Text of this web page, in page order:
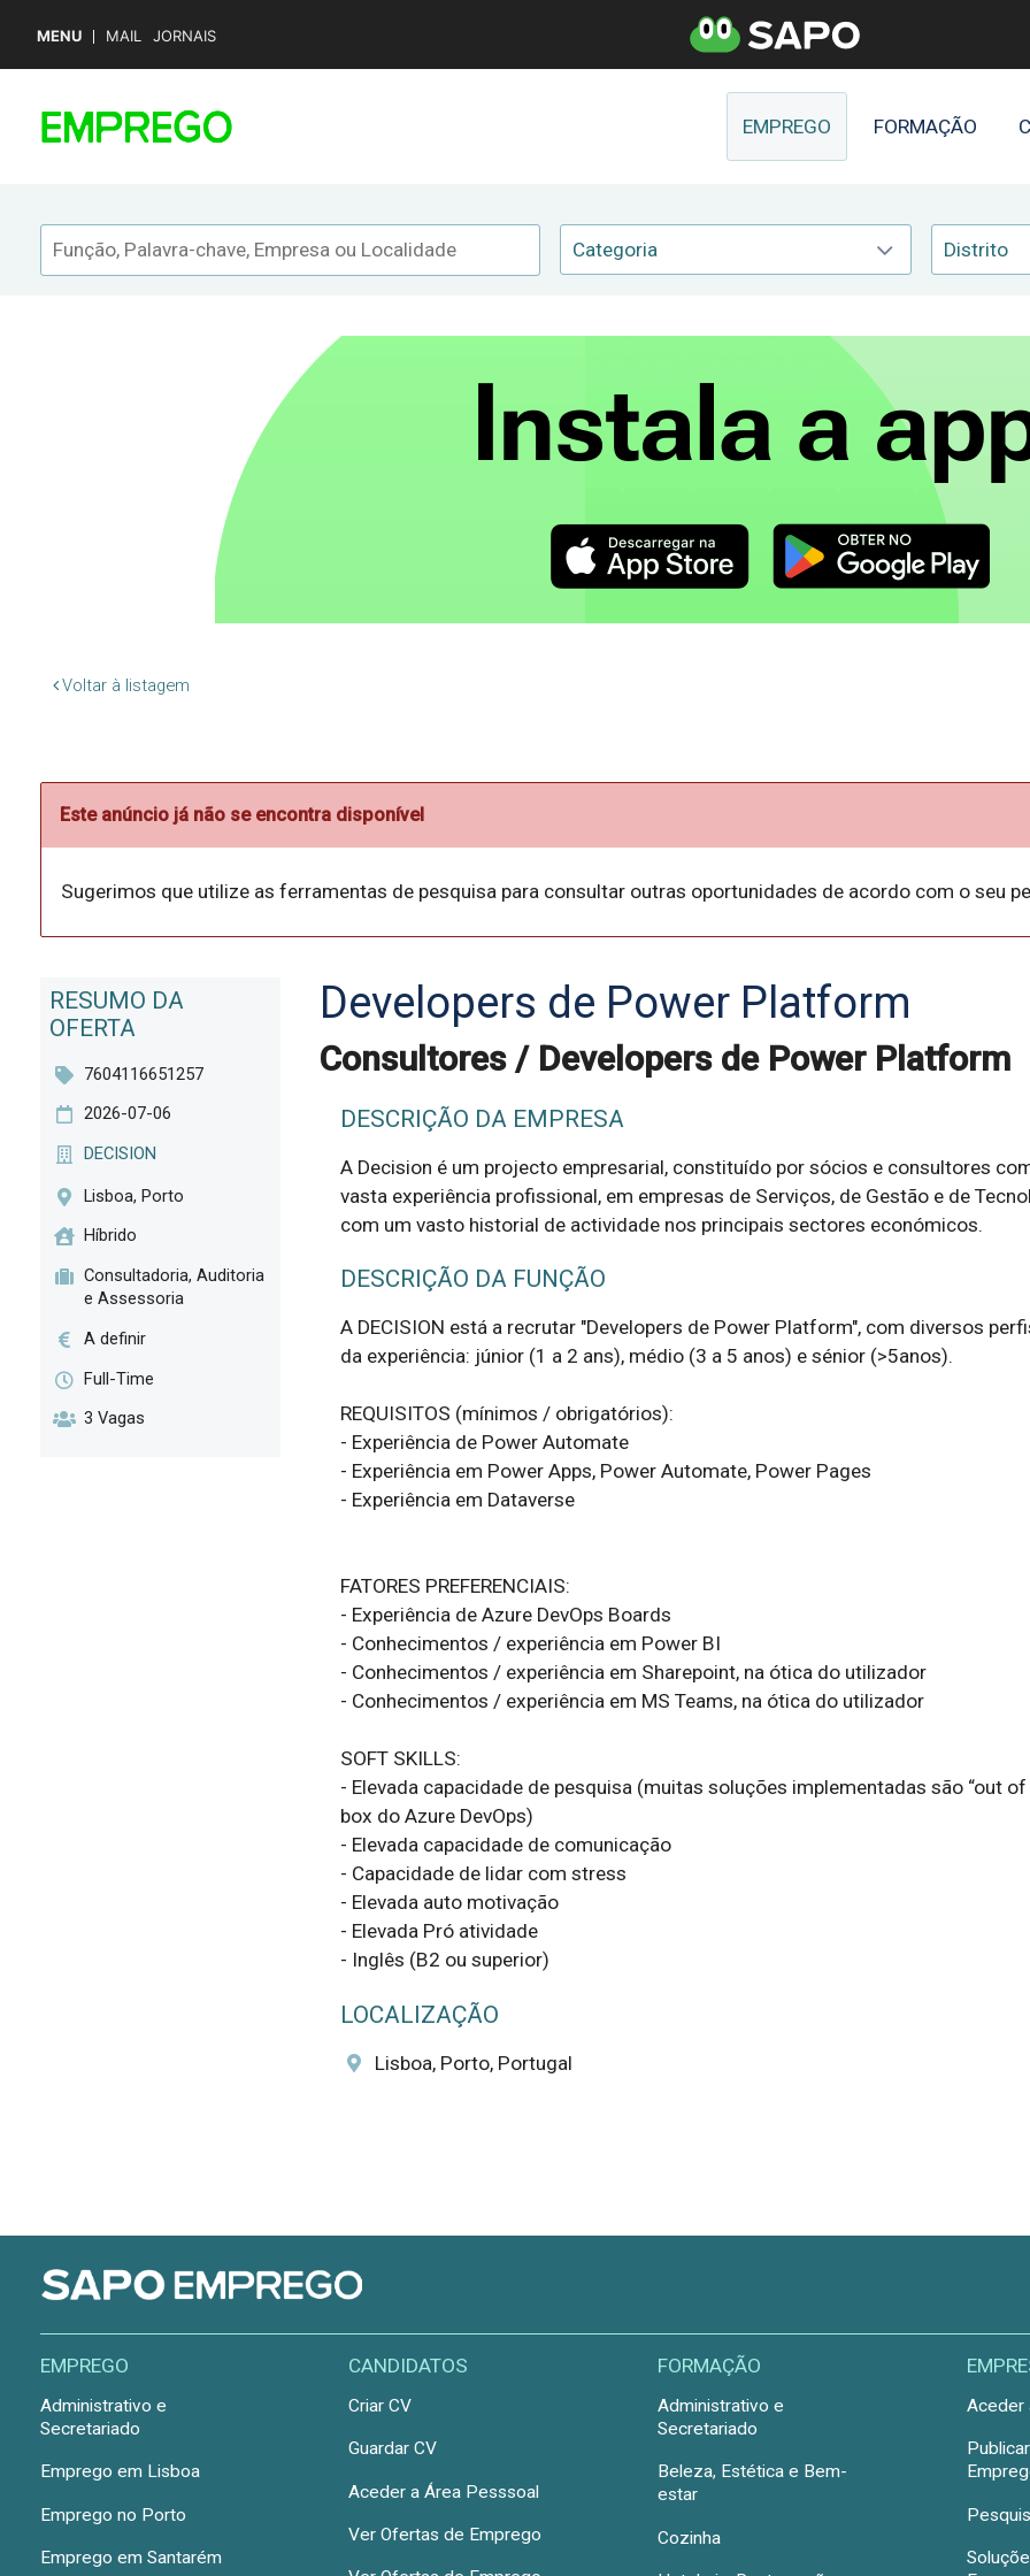
MENU MAIL JORNAIS
EMPREGO FORMAÇÃO
Categoria Distrito
Voltar à listagem
Este anúncio já não se encontra disponível
Sugerimos que utilize as ferramentas de pesquisa para consultar outras oportunidades de acordo com o seu
RESUMO DA
OFERTA
7604116651257
2026-07-06
DECISION
Lisboa, Porto
Híbrido
Consultadoria, Auditoria
e Assessoria
A definir
Full-Time
3 Vagas
Developers de Power Platform
Consultores / Developers de Power Platform
DESCRIÇÃO DA EMPRESA
A Decision é um projecto empresarial, constituído por sócios e consultores
vasta experiência profissional, em empresas de Serviços, de Gestão e de
com um vasto historial de actividade nos principais sectores económicos.
DESCRIÇÃO DA FUNÇÃO
A DECISION está a recrutar "Developers de Power Platform", com diversos
da experiência: júnior (1 a 2 ans), médio (3 a 5 anos) e sénior (>5anos).
REQUISITOS (mínimos / obrigatórios):
- Experiência de Power Automate
- Experiência em Power Apps, Power Automate, Power Pages
- Experiência em Dataverse
FATORES PREFERENCIAIS:
- Experiência de Azure DevOps Boards
- Conhecimentos / experiência em Power BI
- Conhecimentos / experiência em Sharepoint, na ótica do utilizador
- Conhecimentos / experiência em MS Teams, na ótica do utilizador
SOFT SKILLS:
- Elevada capacidade de pesquisa (muitas soluções implementadas são “out of
box do Azure DevOps)
- Elevada capacidade de comunicação
- Capacidade de lidar com stress
- Elevada auto motivação
- Elevada Pró atividade
- Inglês (B2 ou superior)
LOCALIZAÇÃO
Lisboa, Porto, Portugal
EMPREGO
Administrativo e
Secretariado
Emprego em Lisboa
Emprego no Porto
Emprego em Santarém
CANDIDATOS
Criar CV
Guardar CV
Aceder a Área Pesssoal
Ver Ofertas de Emprego
FORMAÇÃO
Administrativo e
Secretariado
Beleza, Estética e Bem-
estar
Cozinha
Aceder